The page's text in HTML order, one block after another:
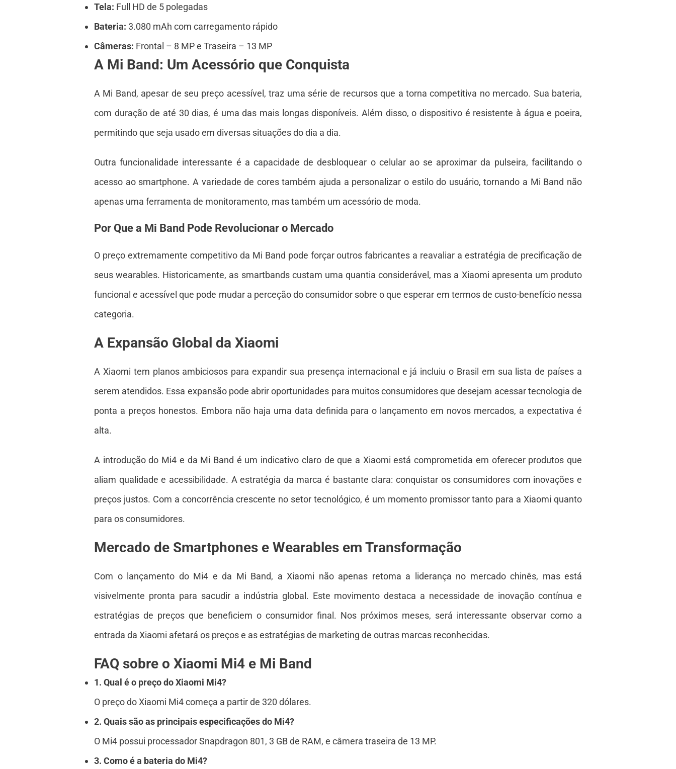
Tela: Full HD de 5 polegadas
Bateria: 3.080 mAh com carregamento rápido
Câmeras: Frontal – 8 MP e Traseira – 13 MP
A Mi Band: Um Acessório que Conquista
A Mi Band, apesar de seu preço acessível, traz uma série de recursos que a torna competitiva no mercado. Sua bateria,
com duração de até 30 dias, é uma das mais longas disponíveis. Além disso, o dispositivo é resistente à água e poeira,
permitindo que seja usado em diversas situações do dia a dia.
Outra funcionalidade interessante é a capacidade de desbloquear o celular ao se aproximar da pulseira, facilitando o
acesso ao smartphone. A variedade de cores também ajuda a personalizar o estilo do usuário, tornando a Mi Band não
apenas uma ferramenta de monitoramento, mas também um acessório de moda.
Por Que a Mi Band Pode Revolucionar o Mercado
O preço extremamente competitivo da Mi Band pode forçar outros fabricantes a reavaliar a estratégia de precificação de
seus wearables. Historicamente, as smartbands custam uma quantia considerável, mas a Xiaomi apresenta um produto
funcional e acessível que pode mudar a perceção do consumidor sobre o que esperar em termos de custo-benefício nessa
categoria.
A Expansão Global da Xiaomi
A Xiaomi tem planos ambiciosos para expandir sua presença internacional e já incluiu o Brasil em sua lista de países a
serem atendidos. Essa expansão pode abrir oportunidades para muitos consumidores que desejam acessar tecnologia de
ponta a preços honestos. Embora não haja uma data definida para o lançamento em novos mercados, a expectativa é
alta.
A introdução do Mi4 e da Mi Band é um indicativo claro de que a Xiaomi está comprometida em oferecer produtos que
aliam qualidade e acessibilidade. A estratégia da marca é bastante clara: conquistar os consumidores com inovações e
preços justos. Com a concorrência crescente no setor tecnológico, é um momento promissor tanto para a Xiaomi quanto
para os consumidores.
Mercado de Smartphones e Wearables em Transformação
Com o lançamento do Mi4 e da Mi Band, a Xiaomi não apenas retoma a liderança no mercado chinês, mas está
visivelmente pronta para sacudir a indústria global. Este movimento destaca a necessidade de inovação contínua e
estratégias de preços que beneficiem o consumidor final. Nos próximos meses, será interessante observar como a
entrada da Xiaomi afetará os preços e as estratégias de marketing de outras marcas reconhecidas.
FAQ sobre o Xiaomi Mi4 e Mi Band
1. Qual é o preço do Xiaomi Mi4?
O preço do Xiaomi Mi4 começa a partir de 320 dólares.
2. Quais são as principais especificações do Mi4?
O Mi4 possui processador Snapdragon 801, 3 GB de RAM, e câmera traseira de 13 MP.
3. Como é a bateria do Mi4?